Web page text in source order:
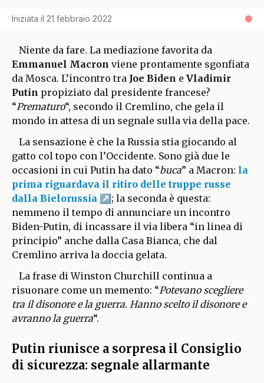
Iniziata il 21 febbraio 2022
Niente da fare. La mediazione favorita da
Emmanuel Macron viene prontamente sgonfiata
da Mosca. L’incontro tra Joe Biden e Vladimir
Putin propiziato dal presidente francese?
“Prematuro“, secondo il Cremlino, che gela il
mondo in attesa di un segnale sulla via della pace.
La sensazione è che la Russia stia giocando al
gatto col topo con l’Occidente. Sono già due le
occasioni in cui Putin ha dato “buca” a Macron: la
prima riguardava il ritiro delle truppe russe
dalla Bielorussia
; la seconda è questa:
nemmeno il tempo di annunciare un incontro
Biden-Putin, di incassare il via libera “in linea di
principio” anche dalla Casa Bianca, che dal
Cremlino arriva la doccia gelata.
La frase di Winston Churchill continua a
risuonare come un memento: “Potevano scegliere
tra il disonore e la guerra. Hanno scelto il disonore e
avranno la guerra“.
Putin riunisce a sorpresa il Consiglio
di sicurezza: segnale allarmante